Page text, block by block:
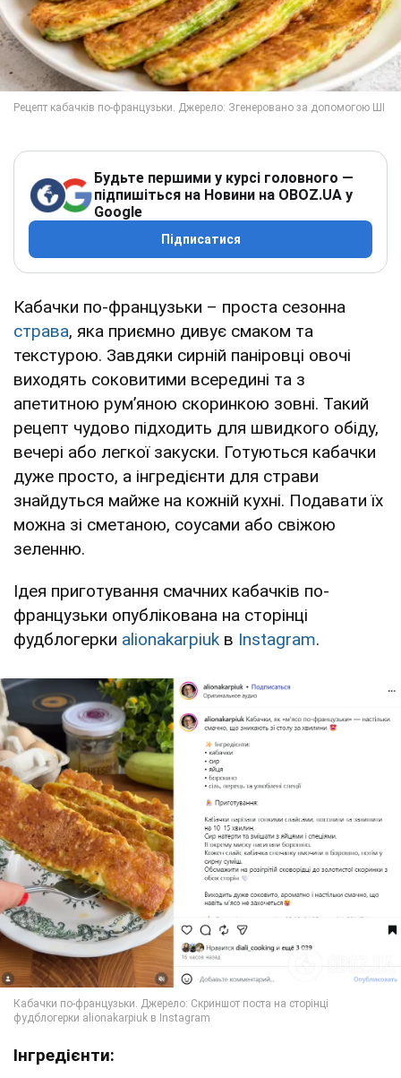
Будьте першими у курсі головного —
підпишіться на Новини на OBOZ.UA у
Google
Підписатися
Кабачки по-французьки – проста сезонна
страва, яка приємно дивує смаком та
текстурою. Завдяки сирній паніровці овочі
виходять соковитими всередині та з
апетитною рум’яною скоринкою зовні. Такий
рецепт чудово підходить для швидкого обіду,
вечері або легкої закуски. Готуються кабачки
дуже просто, а інгредієнти для страви
знайдуться майже на кожній кухні. Подавати їх
можна зі сметаною, соусами або свіжою
зеленню.
Ідея приготування смачних кабачків по-
французьки опублікована на сторінці
фудблогерки alionakarpiuk в Instagram.
Інгредієнти: